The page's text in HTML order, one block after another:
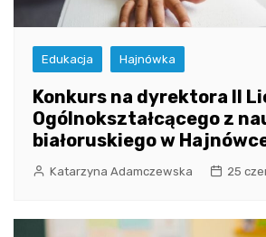
Edukacja Hajnówka
Konkurs na dyrektora II
Ogólnokształcącego z
białoruskiego w
Katarzyna Adamczewska 25